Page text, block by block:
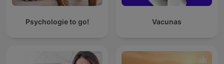
Psychologie to go! Vacunas